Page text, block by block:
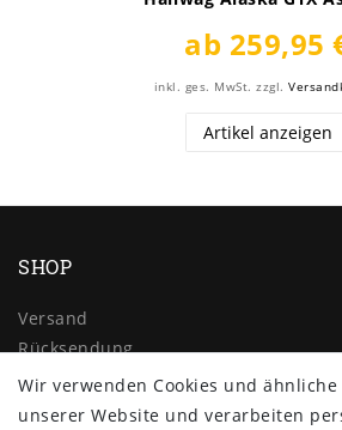
ab 259,95
inkl. ges. MwSt. zzgl.
Artikel anzeigen
SHOP
Versand
Rücksendung
Widerrufs­recht
Impressum
Wir verwenden Cookies und
unserer Website und verarbeiten